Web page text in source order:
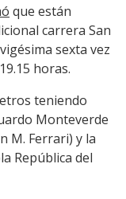
que están
carrera San
sexta vez
horas.
teniendo
Monteverde
M. Ferrari) y la
República del